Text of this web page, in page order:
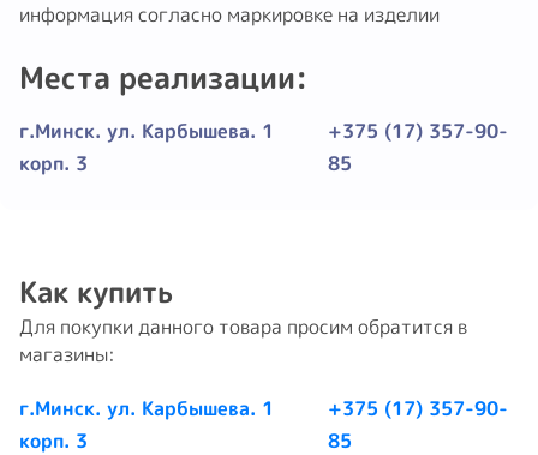
информация согласно маркировке на изделии
Места реализации:
г.Минск. ул. Карбышева. 1
корп. 3
+375 (17) 357-90-
85
Как купить
Для покупки данного товара просим обратится в
магазины:
г.Минск. ул. Карбышева. 1
корп. 3
+375 (17) 357-90-
85